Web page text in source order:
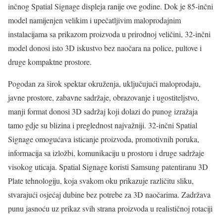
inčnog Spatial Signage displeja ranije ove godine. Dok je 85-inčni
model namijenjen velikim i upečatljivim maloprodajnim
instalacijama sa prikazom proizvoda u prirodnoj veličini, 32-inčni
model donosi isto 3D iskustvo bez naočara na police, pultove i
druge kompaktne prostore.
Pogodan za širok spektar okruženja, uključujući maloprodaju,
javne prostore, zabavne sadržaje, obrazovanje i ugostiteljstvo,
manji format donosi 3D sadržaj koji dolazi do punog izražaja
tamo gdje su blizina i preglednost najvažniji. 32-inčni Spatial
Signage omogućava isticanje proizvoda, promotivnih poruka,
informacija sa izložbi, komunikaciju u prostoru i druge sadržaje
visokog uticaja. Spatial Signage koristi Samsung patentiranu 3D
Plate tehnologiju, koja svakom oku prikazuje različitu sliku,
stvarajući osjećaj dubine bez potrebe za 3D naočarima. Zadržava
punu jasnoću uz prikaz svih strana proizvoda u realističnoj rotaciji